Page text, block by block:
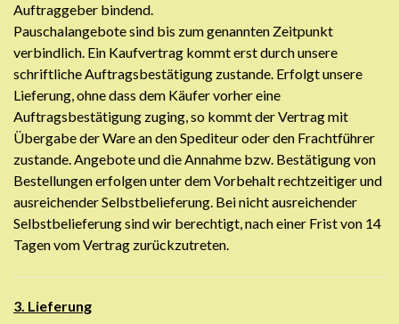
Auftraggeber bindend.
Pauschalangebote sind bis zum genannten Zeitpunkt
verbindlich. Ein Kaufvertrag kommt erst durch unsere
schriftliche Auftragsbestätigung zustande. Erfolgt unsere
Lieferung, ohne dass dem Käufer vorher eine
Auftragsbestätigung zuging, so kommt der Vertrag mit
Übergabe der Ware an den Spediteur oder den Frachtführer
zustande. Angebote und die Annahme bzw. Bestätigung von
Bestellungen erfolgen unter dem Vorbehalt rechtzeitiger und
ausreichender Selbstbelieferung. Bei nicht ausreichender
Selbstbelieferung sind wir berechtigt, nach einer Frist von 14
Tagen vom Vertrag zurückzutreten.
3. Lieferung